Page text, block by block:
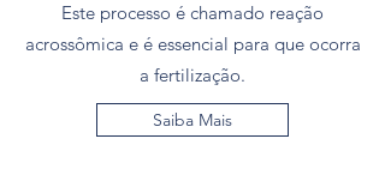
Este processo é chamado reação
acrossômica e é essencial para que ocorra
a fertilização.
Saiba Mais